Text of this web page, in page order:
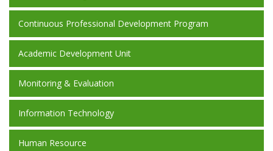
Continuous Professional Development Program
Academic Development Unit
Monitoring & Evaluation
Information Technology
Human Resource